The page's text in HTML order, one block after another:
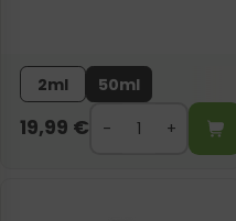
2ml 50ml
19,99 €